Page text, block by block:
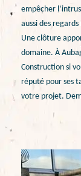
empêcher
aussi des
Une clôture
domaine. À
Construction si
réputé pour ses
votre projet.